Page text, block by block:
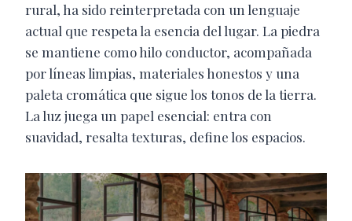
rural, ha sido reinterpretada con un lenguaje
actual que respeta la esencia del lugar. La piedra
se mantiene como hilo conductor, acompañada
por líneas limpias, materiales honestos y una
paleta cromática que sigue los tonos de la tierra.
La luz juega un papel esencial: entra con
suavidad, resalta texturas, define los espacios.